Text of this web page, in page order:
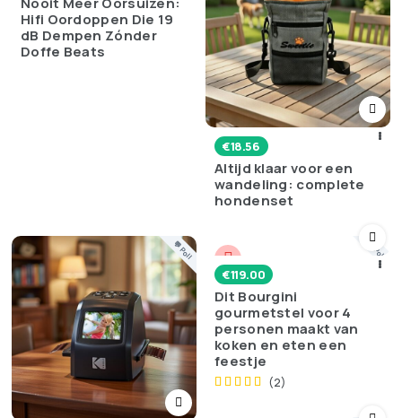
Hifi Oordoppen Die 19
dB Dempen Zónder
Doffe Beats
€18.56
Altijd klaar voor een
wandeling: complete
hondenset
💬 Poll 💬 Poll
€119.00
Dit Bourgini
gourmetstel voor 4
personen maakt van
koken en eten een
feestje
(2)